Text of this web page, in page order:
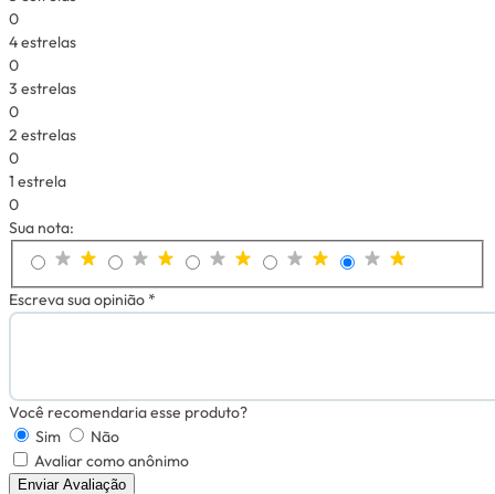
0
4 estrelas
0
3 estrelas
0
2 estrelas
0
1 estrela
0
Sua nota:
Escreva sua opinião *
Você recomendaria esse produto?
Sim
Não
Avaliar como anônimo
Enviar Avaliação